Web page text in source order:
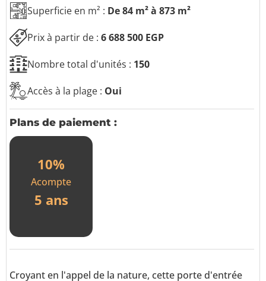
Superficie en m² : De 84 m² à 873 m²
Prix à partir de : 6 688 500 EGP
Nombre total d'unités : 150
Accès à la plage : Oui
Plans de paiement :
10%
Acompte
5 ans
Croyant en l'appel de la nature, cette porte d'entrée
o
n
i
q
u
e
s